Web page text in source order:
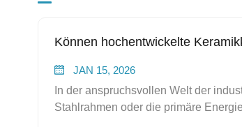
Können hochentwickelte
JAN 15, 2026
In der anspruchsvollen Welt der
Stahlrahmen oder die primäre